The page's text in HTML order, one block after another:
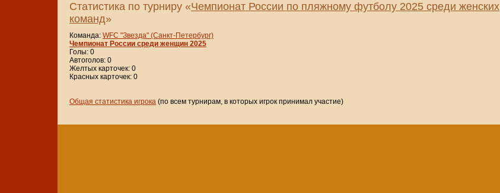
Статистика по турниру «Чемпионат России по пляжному футболу 2025 среди женских
команд»
Команда: WFC "Звезда" (Санкт-Петербург)
Чемпионат России среди женщин 2025
Голы: 0
Автоголов: 0
Желтых карточек: 0
Красных карточек: 0
Общая статистика игрока (по всем турнирам, в которых игрок принимал участие)